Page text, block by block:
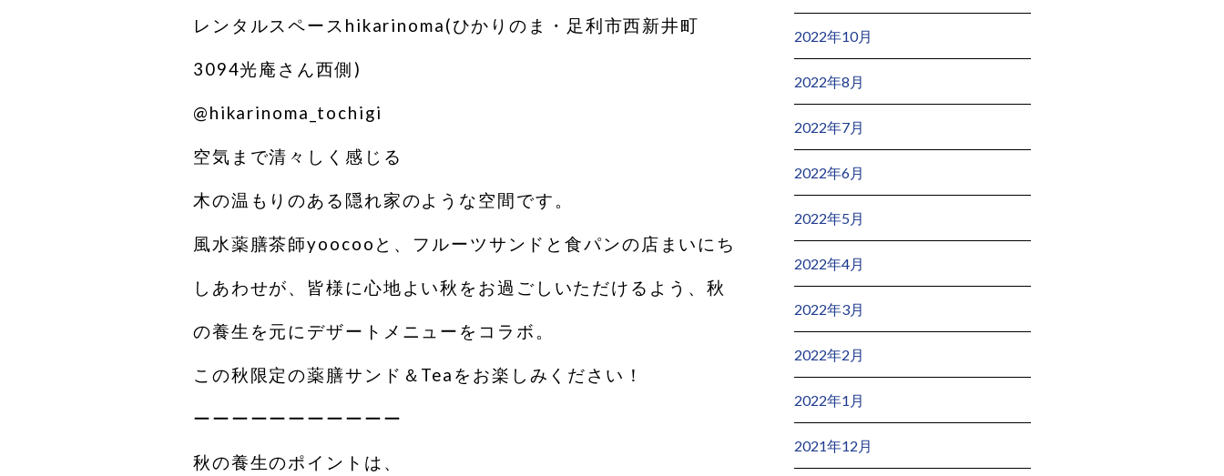
レンタルスペースhikarinoma(ひかりのま・足利市西新井町
3094光庵さん西側)
@hikarinoma_tochigi
空気まで清々しく感じる
木の温もりのある隠れ家のような空間です。
風水薬膳︎茶師yoocooと、フルーツサンドと食パンの店まいにち
しあわせが、皆様に心地よい秋をお過ごしいただけるよう、秋
の養生を元にデザートメニューをコラボ。
この秋限定の薬膳サンド＆Teaをお楽しみください！
ーーーーーーーーーーー
秋の養生のポイントは、
2022年10月
2022年8月
2022年7月
2022年6月
2022年5月
2022年4月
2022年3月
2022年2月
2022年1月
2021年12月